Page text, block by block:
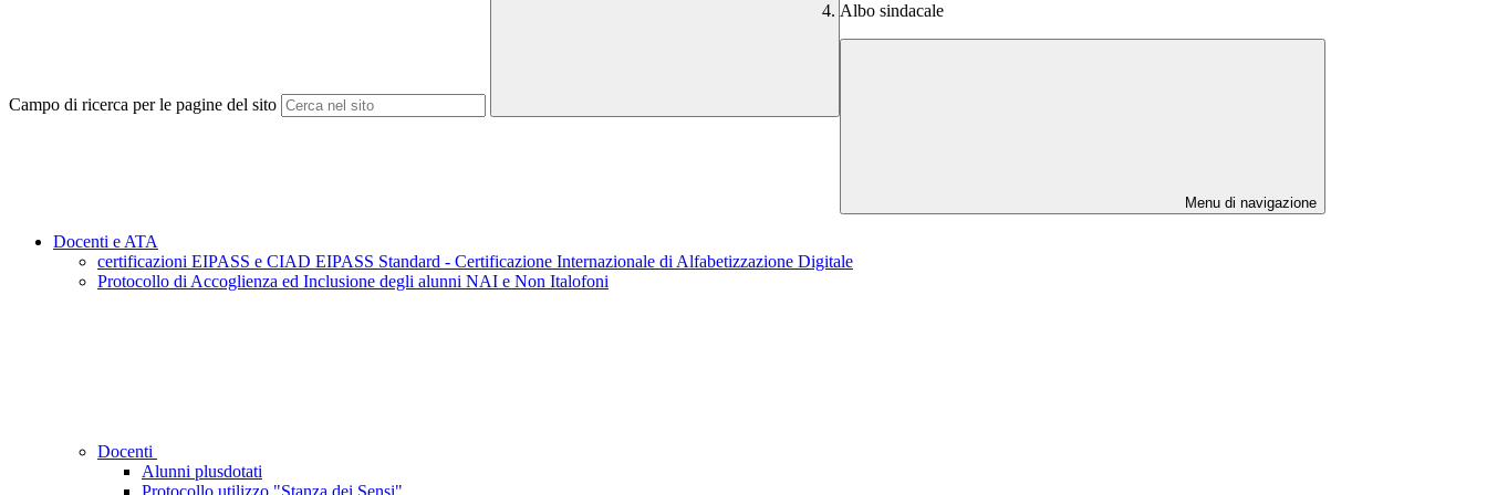
Campo di ricerca per le pagine del sito
Albo sindacale
Menu di navigazione
Docenti e ATA
certificazioni EIPASS e CIAD EIPASS Standard - Certificazione Internazionale di Alfabetizzazione Digitale
Protocollo di Accoglienza ed Inclusione degli alunni NAI e Non Italofoni
Docenti
Alunni plusdotati